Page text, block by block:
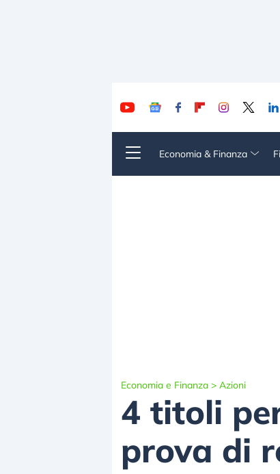
Economia & Finanza
Economia e Finanza > Azioni
4 titoli
prova di